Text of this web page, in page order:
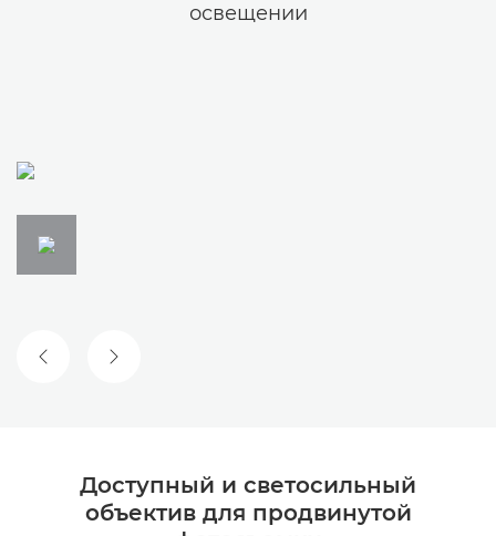
освещении
ПРЕДЫДУЩИЙ СЛАЙД
СЛЕДУЮЩИЙ СЛАЙД
Доступный и светосильный
объектив для продвинутой